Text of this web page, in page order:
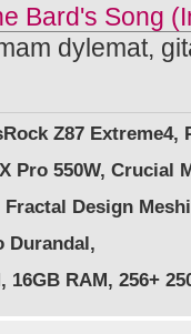
Bard's Song
dylemat,
Z87
Pro 550W, Crucial
Design
Durandal,
RAM, 256+